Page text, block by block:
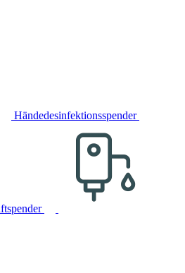
Händedesinfektionsspender